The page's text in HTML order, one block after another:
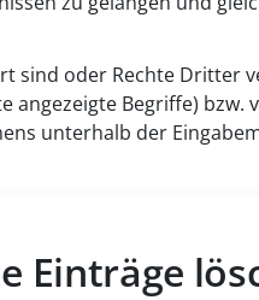
sind oder Rechte Dritter
Begriffe)
unterhalb der
Einträge